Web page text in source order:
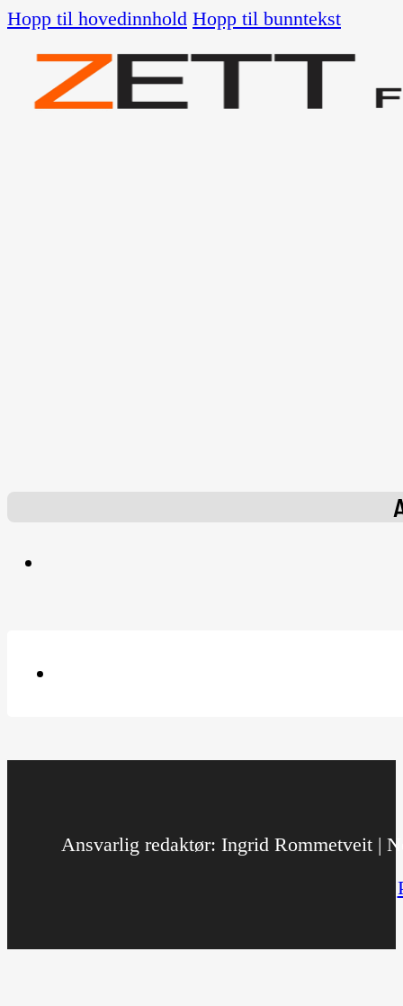
Hopp til hovedinnhold Hopp til bunntekst
Ansvarlig redaktør: Ingrid Rommetveit |